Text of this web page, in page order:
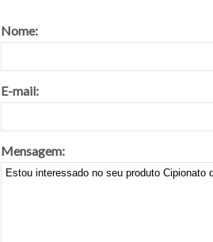
Nome:
E-mail:
Mensagem: